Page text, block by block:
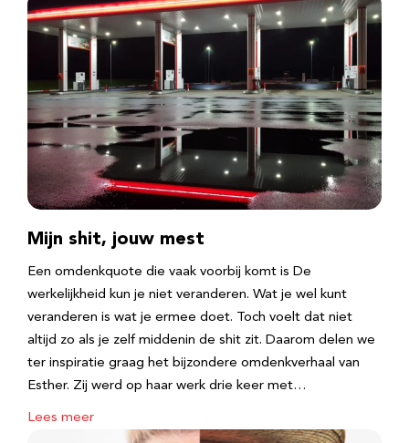
Mijn shit, jouw mest
Een omdenkquote die vaak voorbij komt is De
werkelijkheid kun je niet veranderen. Wat je wel kunt
veranderen is wat je ermee doet. Toch voelt dat niet
altijd zo als je zelf middenin de shit zit. Daarom delen we
ter inspiratie graag het bijzondere omdenkverhaal van
Esther. Zij werd op haar werk drie keer met…
Lees meer